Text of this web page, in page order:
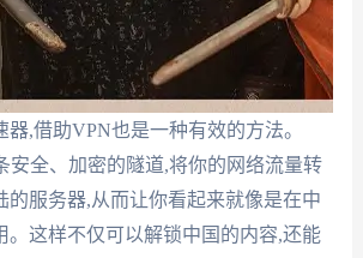
器,借助VPN也是一种有效的方法。
安全、加密的隧道,将你的网络流量转
的服务器,从而让你看起来就像是在中
。这样不仅可以解锁中国的内容,还能